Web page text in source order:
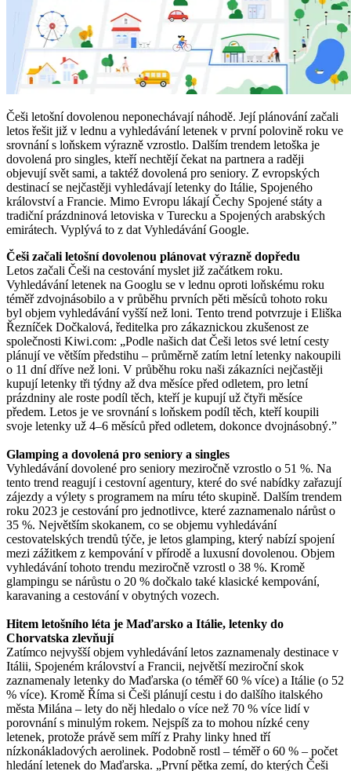
Češi letošní dovolenou neponechávají náhodě. Její plánování začali
letos řešit již v lednu a vyhledávání letenek v první polovině roku ve
srovnání s loňskem výrazně vzrostlo. Dalším trendem letoška je
dovolená pro singles, kteří nechtějí čekat na partnera a raději
objevují svět sami, a taktéž dovolená pro seniory. Z evropských
destinací se nejčastěji vyhledávají letenky do Itálie, Spojeného
království a Francie. Mimo Evropu lákají Čechy Spojené státy a
tradiční prázdninová letoviska v Turecku a Spojených arabských
emirátech. Vyplývá to z dat Vyhledávání Google.
Češi začali letošní dovolenou plánovat výrazně dopředu
Letos začali Češi na cestování myslet již začátkem roku.
Vyhledávání letenek na Googlu se v lednu oproti loňskému roku
téměř zdvojnásobilo a v průběhu prvních pěti měsíců tohoto roku
byl objem vyhledávání vyšší než loni. Tento trend potvrzuje i Eliška
Řezníček Dočkalová, ředitelka pro zákaznickou zkušenost ze
společnosti Kiwi.com: „Podle našich dat Češi letos své letní cesty
plánují ve větším předstihu – průměrně zatím letní letenky nakoupili
o 11 dní dříve než loni. V průběhu roku naši zákazníci nejčastěji
kupují letenky tři týdny až dva měsíce před odletem, pro letní
prázdniny ale roste podíl těch, kteří je kupují už čtyři měsíce
předem. Letos je ve srovnání s loňskem podíl těch, kteří koupili
svoje letenky už 4–6 měsíců před odletem, dokonce dvojnásobný.”
Glamping a dovolená pro seniory a singles
Vyhledávání dovolené pro seniory meziročně vzrostlo o 51 %. Na
tento trend reagují i cestovní agentury, které do své nabídky zařazují
zájezdy a výlety s programem na míru této skupině. Dalším trendem
roku 2023 je cestování pro jednotlivce, které zaznamenalo nárůst o
35 %. Největším skokanem, co se objemu vyhledávání
cestovatelských trendů týče, je letos glamping, který nabízí spojení
mezi zážitkem z kempování v přírodě a luxusní dovolenou. Objem
vyhledávání tohoto trendu meziročně vzrostl o 38 %. Kromě
glampingu se nárůstu o 20 % dočkalo také klasické kempování,
karavaning a cestování v obytných vozech.
Hitem letošního léta je Maďarsko a Itálie, letenky do
Chorvatska zlevňují
Zatímco nejvyšší objem vyhledávání letos zaznamenaly destinace v
Itálii, Spojeném království a Francii, největší meziroční skok
zaznamenaly letenky do Maďarska (o téměř 60 % více) a Itálie (o 52
% více). Kromě Říma si Češi plánují cestu i do dalšího italského
města Milána – lety do něj hledalo o více než 70 % více lidí v
porovnání s minulým rokem. Nejspíš za to mohou nízké ceny
letenek, protože právě sem míří z Prahy linky hned tří
nízkonákladových aerolinek. Podobně rostl – téměř o 60 % – počet
hledání letenek do Maďarska. „První pětka zemí, do kterých Češi